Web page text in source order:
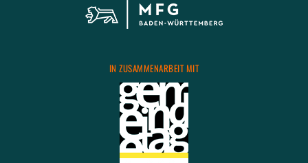
IN ZU­SAM­MEN­AR­BEIT MIT